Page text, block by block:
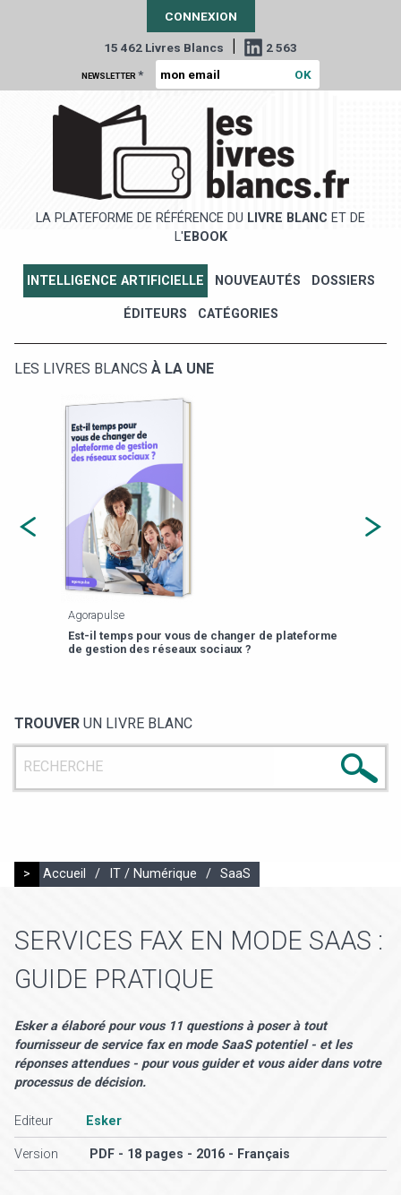
CONNEXION
15 462 Livres Blancs | 2 563
NEWSLETTER *
LA PLATEFORME DE RÉFÉRENCE DU LIVRE BLANC ET DE
L' EBOOK
INTELLIGENCE ARTIFICIELLE NOUVEAUTÉS DOSSIERS
ÉDITEURS CATÉGORIES
LES LIVRES BLANCS À LA UNE
Agorapulse
Est-il temps pour vous de changer de plateforme
de gestion des réseaux sociaux ?
TROUVER UN LIVRE BLANC
> Accueil / IT / Numérique / SaaS
SERVICES FAX EN MODE SAAS :
GUIDE PRATIQUE
Esker a élaboré pour vous 11 questions à poser à tout
fournisseur de service fax en mode SaaS potentiel - et les
réponses attendues - pour vous guider et vous aider dans votre
processus de décision.
Editeur Esker
Version PDF - 18 pages - 2016 - Français